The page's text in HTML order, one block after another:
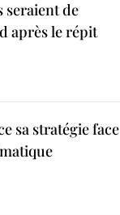
seraient de
après le répit
sa stratégie face